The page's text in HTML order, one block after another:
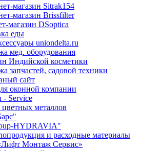
магазин Sitrak154
магазин Brissfilter
магазин DSoptica
еды
uniondelta.ru
мед. оборудования
Индийской косметики
запчастей, садовой техники
сайт
оконной компании
- Service
металлов
HYDRAVIA"
и расходные материалы
Монтаж Сервис»